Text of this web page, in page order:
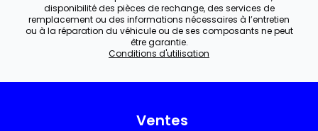
disponibilité des pièces de rechange, des services de
remplacement ou des informations nécessaires à l’entretien
ou à la réparation du véhicule ou de ses composants ne peut
être garantie.
Conditions d'utilisation
Ventes